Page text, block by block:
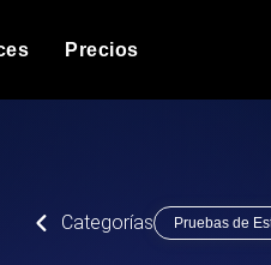
Precios
Categorías Pruebas de